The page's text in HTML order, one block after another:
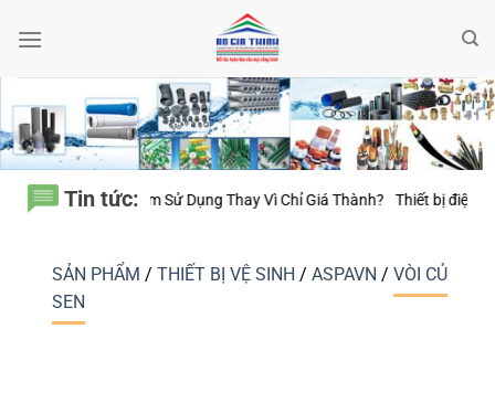
qua
Tin tức:
Sử Dụng Thay Vì Chỉ Giá Thành? Thiết bị điện Nanoco – Vì sao
SẢN PHẨM / THIẾT BỊ VỆ SINH / ASPAVN / VÒI CỦ
SEN